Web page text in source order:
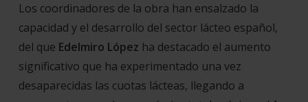
Los coordinadores de la obra han ensalzado la
capacidad y el desarrollo del sector lácteo español,
del que Edelmiro López ha destacado el aumento
significativo que ha experimentado una vez
desaparecidas las cuotas lácteas, llegando a